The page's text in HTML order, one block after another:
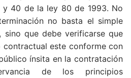
40 de la ley 80 de 1993. No
no basta el simple
sino que debe verificarse que
este conforme con
ínsita en la contratación
de los principios